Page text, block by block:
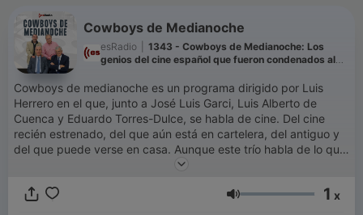
Cowboys de Medianoche
esRadio
1343 - Cowboys de Medianoche: Los
genios del cine español que fueron condenados al
Cowboys de medianoche es un programa dirigido por Luis
Herrero en el que, junto a José Luis Garci, Luis Alberto de
Cuenca y Eduardo Torres-Dulce, se habla de cine. Del cine
recién estrenado, del que aún está en cartelera, del antiguo y
del que puede verse en casa. Aunque este trío habla de lo que
le da la real gana, porque su debate puede derivar en una
Głośność 1 x